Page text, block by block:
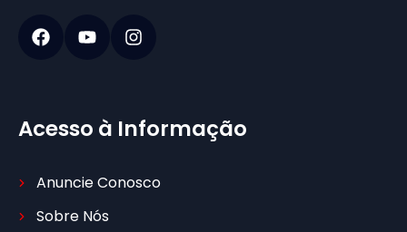
Acesso à Informação
Anuncie Conosco
Sobre Nós